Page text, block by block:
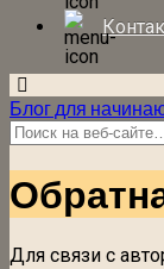
Блог для
Для связи с